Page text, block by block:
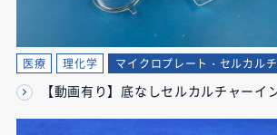
医療 理化学 マイクロプレート・セルカル
【動画有り】底なしセルカルチャーイ